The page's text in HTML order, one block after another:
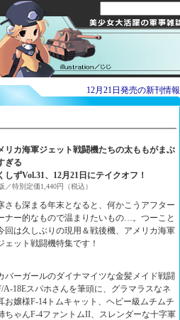
12月21日発売の新刊情報
リカ海軍ジェット戦闘機たちの太ももがまぶ
ぎる
しずVol.31、12月21日にテイクオフ！
／特別定価1,440円（税込）
さも深まる年末となると、何かこうアフター
ナー的なもので温まりたいもの…。つーこと
回は久しぶりの現用＆戦後機、アメリカ海軍
ェット戦闘機特集です！
バーガールのダイナマイツな金髪メイド戦闘
A-18Eスパホさんを筆頭に、グラマラスなネ
お嬢様F-14トムキャット、ヘビー級ムチムチ
ちゃんF-4ファントムII、スレンダーな十字軍